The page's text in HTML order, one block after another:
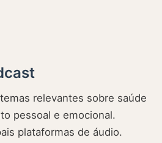
relevantes sobre saúde
pessoal e emocional.
plataformas de áudio.